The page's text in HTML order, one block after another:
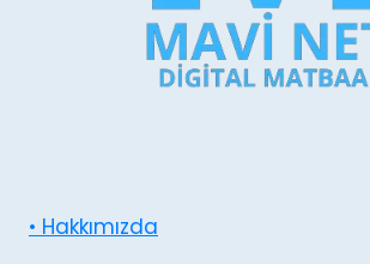
• Hakkımızda